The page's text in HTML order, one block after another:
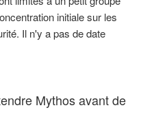
initiale sur les
Il n'y a pas de date
Mythos avant de